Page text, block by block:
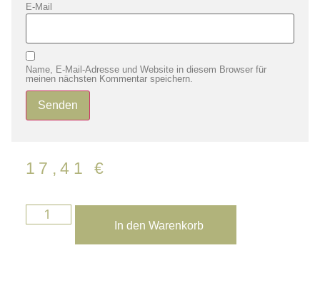
E-Mail
Name, E-Mail-Adresse und Website in diesem Browser für
meinen nächsten Kommentar speichern.
17,41€
In den Warenkorb